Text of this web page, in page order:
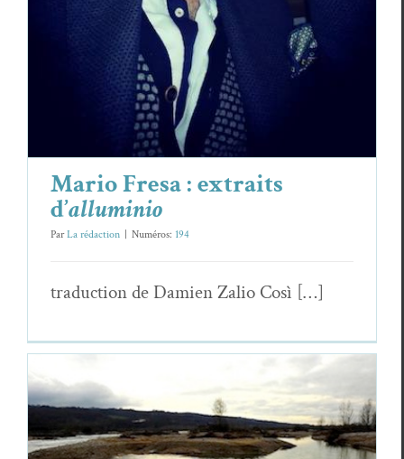
Mario Fresa : extraits
d’alluminio
ParLa rédaction Numéros: 194
tra­duc­tion de Damien Zalio Così […]